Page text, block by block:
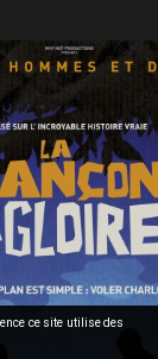
ce site utilise des